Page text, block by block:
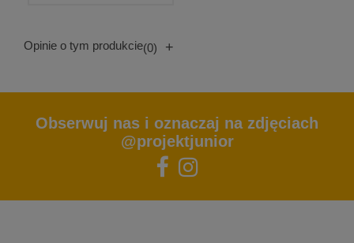
Opinie o tym produkcie(0) +
Obserwuj nas i oznaczaj na zdjęciach
@projektjunior